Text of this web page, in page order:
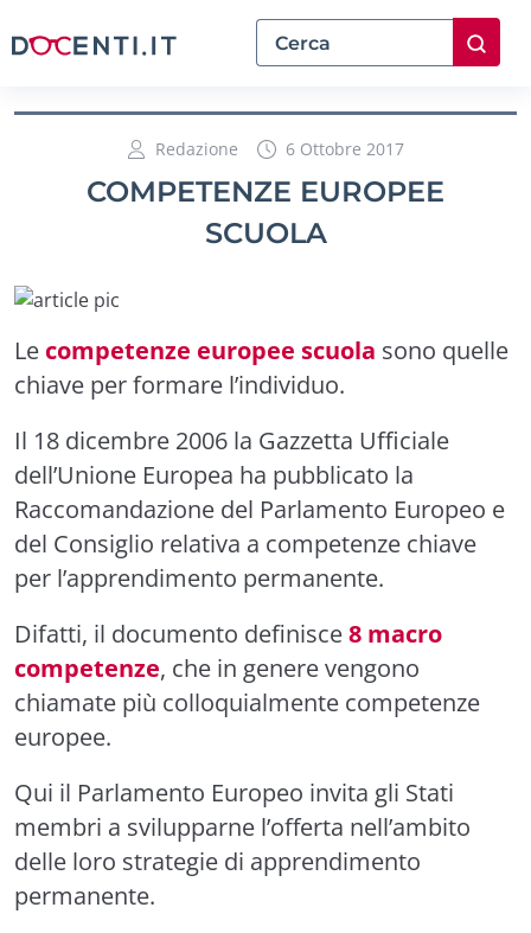
Redazione 6 Ottobre 2017
COMPETENZE EUROPEE
SCUOLA
Le competenze europee scuola sono quelle
chiave per formare l’individuo.
Il 18 dicembre 2006 la Gazzetta Ufficiale
dell’Unione Europea ha pubblicato la
Raccomandazione del Parlamento Europeo e
del Consiglio relativa a competenze chiave
per l’apprendimento permanente.
Difatti, il documento definisce8 macro
competenze, che in genere vengono
chiamate più colloquialmente competenze
europee.
Qui il Parlamento Europeo invita gli Stati
membri a svilupparne l’offerta nell’ambito
delle loro strategie di apprendimento
permanente.